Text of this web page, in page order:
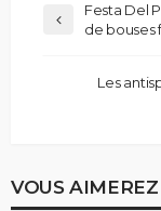
Festa Del
de bouses
Les
VOUS